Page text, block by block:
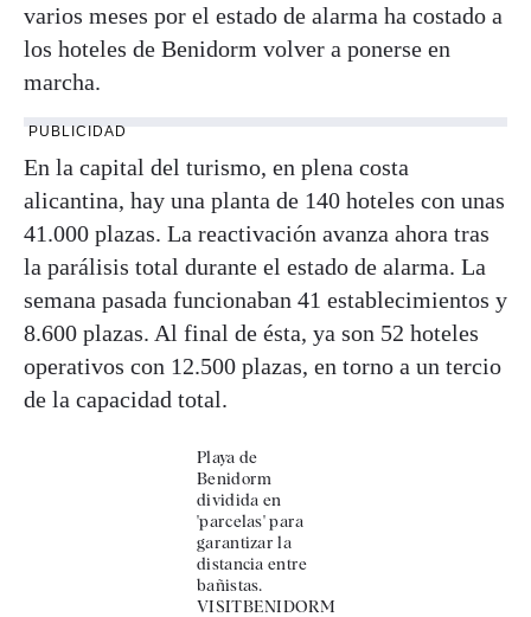
varios meses por el estado de alarma ha costado a
los hoteles de Benidorm volver a ponerse en
marcha.
PUBLICIDAD
En la capital del turismo, en plena costa
alicantina, hay una planta de 140 hoteles con unas
41.000 plazas. La reactivación avanza ahora tras
la parálisis total durante el estado de alarma. La
semana pasada funcionaban 41 establecimientos y
8.600 plazas. Al final de ésta, ya son 52 hoteles
operativos con 12.500 plazas, en torno a un tercio
de la capacidad total.
Playa de
Benidorm
dividida en
'parcelas' para
garantizar la
distancia entre
bañistas.
VISITBENIDORM